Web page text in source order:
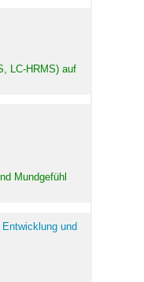
LC-HRMS) auf
Mundgefühl
und